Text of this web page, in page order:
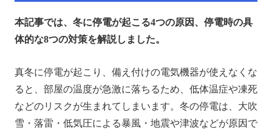
本記事では、冬に停電が起こる4つの原因、停電時の具
体的な8つの対策を解説しました。
真冬に停電が起こり、備え付けの電気機器が使えなくな
ると、部屋の温度が急激に落ちるため、低体温症や凍死
などのリスクが生まれてしまいます。冬の停電は、大吹
雪・落雷・低気圧による暴風・地震や津波などが原因で